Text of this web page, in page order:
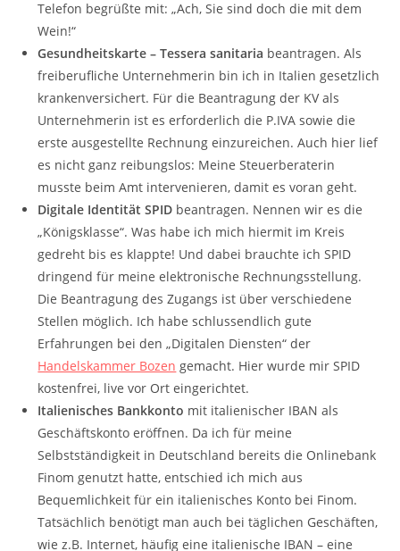
Telefon begrüßte mit: „Ach, Sie sind doch die mit dem
Wein!“
Gesundheitskarte – Tessera sanitaria beantragen. Als
freiberufliche Unternehmerin bin ich in Italien gesetzlich
krankenversichert. Für die Beantragung der KV als
Unternehmerin ist es erforderlich die P.IVA sowie die
erste ausgestellte Rechnung einzureichen. Auch hier lief
es nicht ganz reibungslos: Meine Steuerberaterin
musste beim Amt intervenieren, damit es voran geht.
Digitale Identität SPID beantragen. Nennen wir es die
„Königsklasse“. Was habe ich mich hiermit im Kreis
gedreht bis es klappte! Und dabei brauchte ich SPID
dringend für meine elektronische Rechnungsstellung.
Die Beantragung des Zugangs ist über verschiedene
Stellen möglich. Ich habe schlussendlich gute
Erfahrungen bei den „Digitalen Diensten“ der
Handelskammer Bozen gemacht. Hier wurde mir SPID
kostenfrei, live vor Ort eingerichtet.
Italienisches Bankkonto mit italienischer IBAN als
Geschäftskonto eröffnen. Da ich für meine
Selbstständigkeit in Deutschland bereits die Onlinebank
Finom genutzt hatte, entschied ich mich aus
Bequemlichkeit für ein italienisches Konto bei Finom.
Tatsächlich benötigt man auch bei täglichen Geschäften,
wie z.B. Internet, häufig eine italienische IBAN – eine